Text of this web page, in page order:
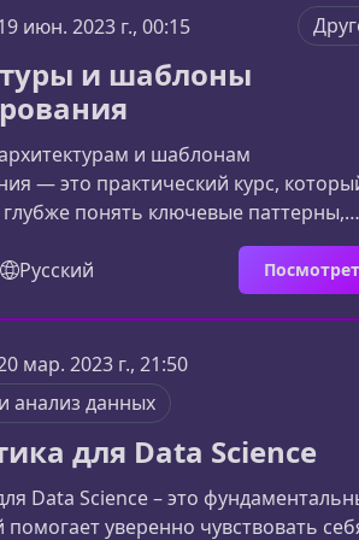
стартом.О чем этот
так, чтобы дать слушателю
июн. 2023 г., 00:15
и шаблоны
и шаблонам
— это практический курс,
понять ключевые паттерны,
их в реальных задачах и
вашей инженерной культуры.
архитектурное мышление на
— создании собственной
вас ждёт на интенсивеНа
вы шаг за шагом создадите
в котором ваш корабль будет:
Русский
мар. 2023 г., 21:50
анализ данных
для Data Science
Data Science – это
помогает уверенно чувствовать